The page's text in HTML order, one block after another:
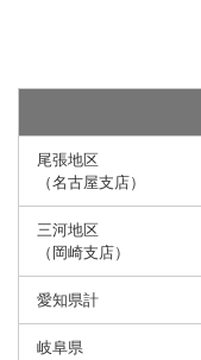
尾張地区
（名古屋支店）
三河地区
（岡崎支店）
愛知県計
岐阜県